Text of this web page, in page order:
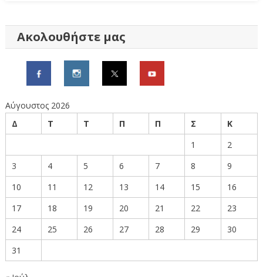
Ακολουθήστε μας
Αύγουστος 2026
Δ
Τ Τ Π Π Σ
Κ
1
2
3
4 5 6 7 8
9
10
11 12 13 14 15
16
17
18 19 20 21 22
23
24
25 26 27 28 29
30
31